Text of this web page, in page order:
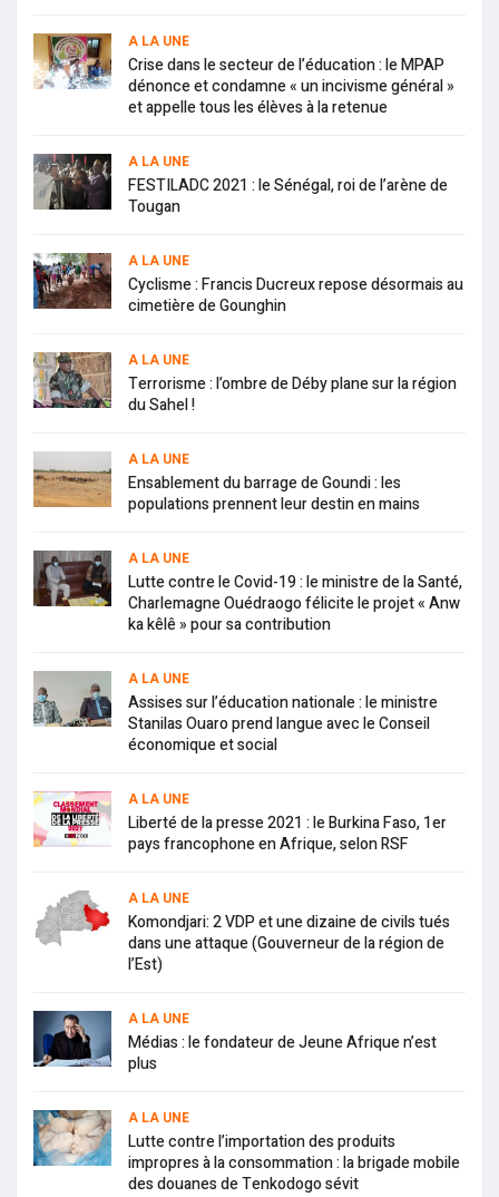
A LA UNE
Crise dans le secteur de l’éducation : le MPAP
dénonce et condamne « un incivisme général »
et appelle tous les élèves à la retenue
A LA UNE
FESTILADC 2021 : le Sénégal, roi de l’arène de
Tougan
A LA UNE
Cyclisme : Francis Ducreux repose désormais au
cimetière de Gounghin
A LA UNE
Terrorisme : l’ombre de Déby plane sur la région
du Sahel !
A LA UNE
Ensablement du barrage de Goundi : les
populations prennent leur destin en mains
A LA UNE
Lutte contre le Covid-19 : le ministre de la Santé,
Charlemagne Ouédraogo félicite le projet « Anw
ka kêlê » pour sa contribution
A LA UNE
Assises sur l’éducation nationale : le ministre
Stanilas Ouaro prend langue avec le Conseil
économique et social
A LA UNE
Liberté de la presse 2021 : le Burkina Faso, 1er
pays francophone en Afrique, selon RSF
A LA UNE
Komondjari: 2 VDP et une dizaine de civils tués
dans une attaque (Gouverneur de la région de
l’Est)
A LA UNE
Médias : le fondateur de Jeune Afrique n’est
plus
A LA UNE
Lutte contre l’importation des produits
impropres à la consommation : la brigade mobile
des douanes de Tenkodogo sévit